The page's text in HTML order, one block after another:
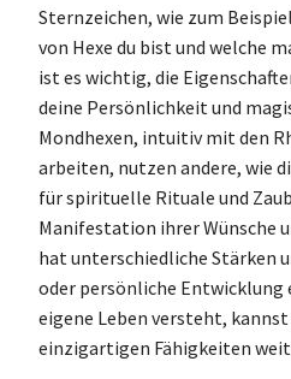
Sternzeichen, wie zum
von Hexe du bist und welche
ist es wichtig, die
deine Persönlichkeit und
Mondhexen, intuitiv mit den
arbeiten, nutzen andere, wie
für spirituelle Rituale und
Manifestation ihrer Wünsche
hat unterschiedliche Stärken
oder persönliche Entwicklung
eigene Leben versteht,
einzigartigen Fähigkeiten